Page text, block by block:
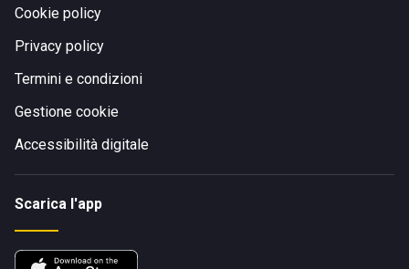
Cookie policy
Privacy policy
Termini e condizioni
Gestione cookie
Accessibilità digitale
Scarica l'app